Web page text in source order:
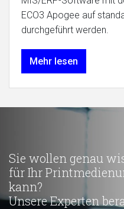
ECO3 Apogee auf
durchgeführt werden.
Mehr lesen
Sie wollen genau
für Ihr
kann?
Unsere Experten